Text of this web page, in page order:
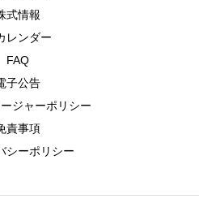
式情報
レンダー
FAQ
子公告
ジャーポリシー
責事項
シーポリシー